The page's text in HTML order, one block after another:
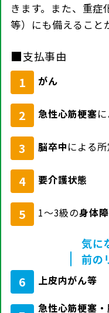
きます。また、重
等）にも備えること
■支払事由
1 がん
2 急性心筋梗塞
3 脳卒中による
4 要介護状態
5 1〜3級の身体
気に
前の
6 上皮内がん等
急性心筋梗塞・